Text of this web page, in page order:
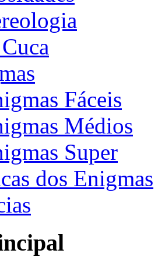
Fáceis
Médios
Super
dos Enigmas